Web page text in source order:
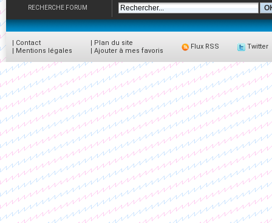
RECHERCHE FORUM
| Contact
| Mentions légales
| Plan du site
| Ajouter à mes favoris
Flux RSS Twitter